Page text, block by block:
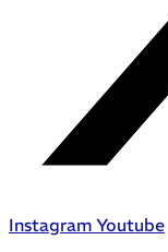
Instagram Youtube